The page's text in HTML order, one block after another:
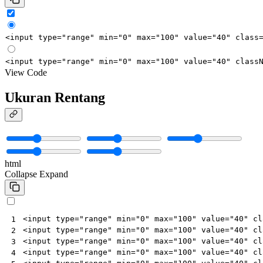
<input type="range" min="0" max="100" value="40" class=
<input type="range" min="0" max="100" value="40"
View Code
Ukuran Rentang
html
Collapse Expand
1
2
3
4
<input type="range" min="0" max="100" value="40"
<input type="range" min="0" max="100" value="40"
<input type="range" min="0" max="100" value="40"
<input type="range" min="0" max="100" value="40"